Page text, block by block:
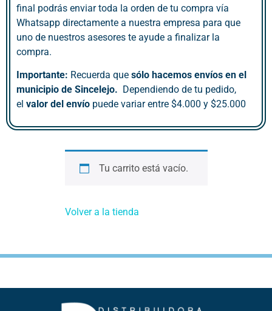
final podrás enviar toda la orden de tu compra vía
Whatsapp directamente a nuestra empresa para que
uno de nuestros asesores te ayude a finalizar la
compra.
Importante: Recuerda que sólo hacemos envíos en el
municipio de Sincelejo. Dependiendo de tu pedido,
el valor del envío puede variar entre $4.000 y $25.000
Tu carrito está vacío.
Volver a la tienda